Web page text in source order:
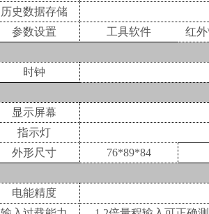
历史数据存储
参数设置
工具软件 红
时钟
显示屏幕
指示灯
外形尺寸
76*89*84
电能精度